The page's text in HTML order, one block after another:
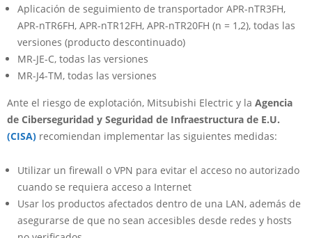
Aplicación de seguimiento de transportador APR-nTR3FH,
APR-nTR6FH, APR-nTR12FH, APR-nTR20FH (n = 1,2), todas las
versiones (producto descontinuado)
MR-JE-C, todas las versiones
MR-J4-TM, todas las versiones
Ante el riesgo de explotación, Mitsubishi Electric y la Agencia
de Ciberseguridad y Seguridad de Infraestructura de E.U.
(CISA) recomiendan implementar las siguientes medidas:
Utilizar un firewall o VPN para evitar el acceso no autorizado
cuando se requiera acceso a Internet
Usar los productos afectados dentro de una LAN, además de
asegurarse de que no sean accesibles desde redes y hosts